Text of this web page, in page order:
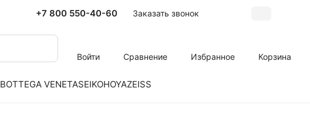
+7 800 550-40-60 Заказать звонок
Войти Сравнение Избранное Корзина
BOTTEGA VENETASEIKOHOYAZEISS